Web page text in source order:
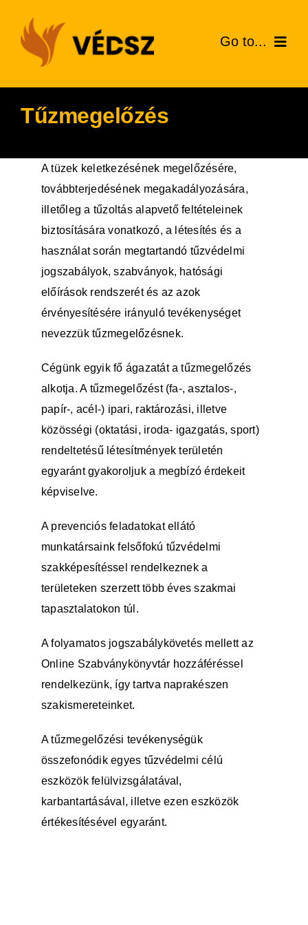
Go to...
Kezdőlap
Szolgáltatások
Rólunk
Pályázatok
Kapcsolat
Tűzmegelőzés
A tüzek keletkezésének megelőzésére,
továbbterjedésének megakadályozására,
illetőleg a tűzoltás alapvető feltételeinek
biztosítására vonatkozó, a létesítés és a
használat során megtartandó tűzvédelmi
jogszabályok, szabványok, hatósági
előírások rendszerét és az azok
érvényesítésére irányuló tevékenységet
nevezzük tűzmegelőzésnek.
Cégünk egyik fő ágazatát a tűzmegelőzés
alkotja. A tűzmegelőzést (fa-, asztalos-,
papír-, acél-) ipari, raktározási, illetve
közösségi (oktatási, iroda- igazgatás, sport)
rendeltetésű létesítmények területén
egyaránt gyakoroljuk a megbízó érdekeit
képviselve.
A prevenciós feladatokat ellátó
munkatársaink felsőfokú tűzvédelmi
szakképesítéssel rendelkeznek a
területeken szerzett több éves szakmai
tapasztalatokon túl.
A folyamatos jogszabálykövetés mellett az
Online Szabványkönyvtár hozzáféréssel
rendelkezünk, így tartva naprakészen
szakismereteinket.
A tűzmegelőzési tevékenységük
összefonódik egyes tűzvédelmi célú
eszközök felülvizsgálatával,
karbantartásával, illetve ezen eszközök
értékesítésével egyaránt.